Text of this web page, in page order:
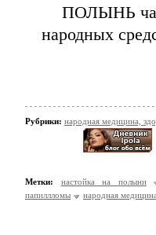
ПОЛЫНЬ
народных
Рубрики: народная медицина,
Метки:
настойка на полыни
папиллломы
народная